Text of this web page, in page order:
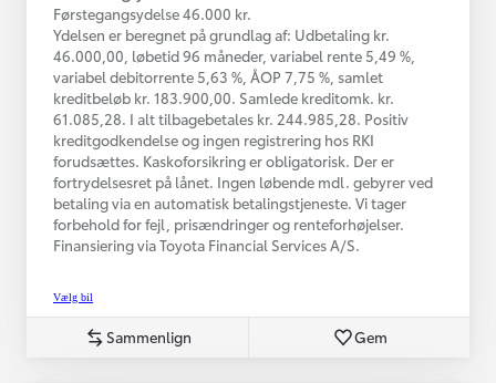
Førstegangsydelse 46.000 kr.
Ydelsen er beregnet på grundlag af: Udbetaling kr.
46.000,00, løbetid 96 måneder, variabel rente 5,49 %,
variabel debitorrente 5,63 %, ÅOP 7,75 %, samlet
kreditbeløb kr. 183.900,00. Samlede kreditomk. kr.
61.085,28. I alt tilbagebetales kr. 244.985,28. Positiv
kreditgodkendelse og ingen registrering hos RKI
forudsættes. Kaskoforsikring er obligatorisk. Der er
fortrydelsesret på lånet. Ingen løbende mdl. gebyrer ved
betaling via en automatisk betalingstjeneste. Vi tager
forbehold for fejl, prisændringer og renteforhøjelser.
Finansiering via Toyota Financial Services A/S.
Vælg bil
Sammenlign Gem